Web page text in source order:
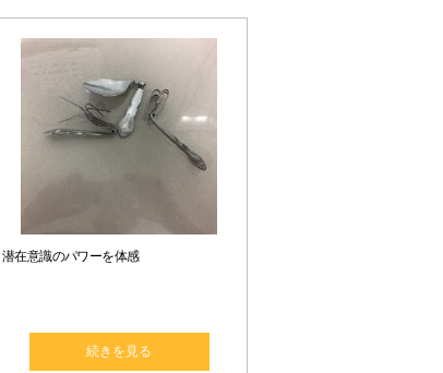
潜在意識のパワーを体感
続きを見る